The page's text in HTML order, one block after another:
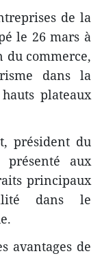
de la
le 26 mars à
du commerce,
dans la
plateaux
président du
aux
principaux
dans le
avantages de